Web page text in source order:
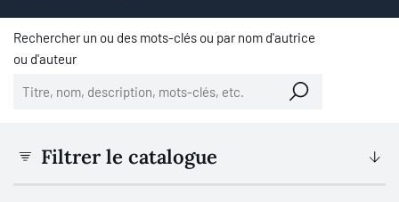
Rechercher un ou des mots-clés ou par nom d'autrice
ou d'auteur
Filtrer le catalogue